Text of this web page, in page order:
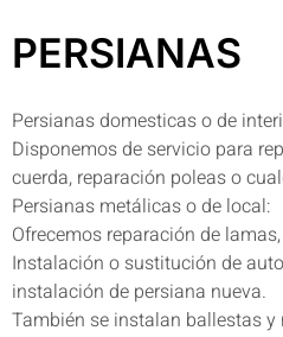
PERSIANAS
Persianas domesticas o de
Disponemos de servicio para
cuerda, reparación poleas o
Persianas metálicas o de local:
Ofrecemos reparación de
Instalación o sustitución de
instalación de persiana nueva.
También se instalan ballestas y